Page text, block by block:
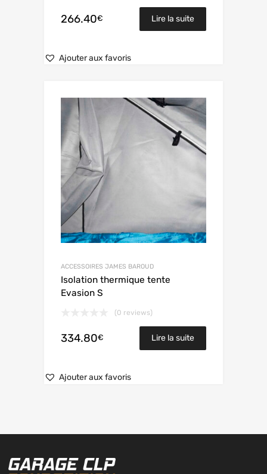
266.40€ Lire la suite
Ajouter aux favoris
ACCESSOIRES JAMES BAROUD
Isolation thermique tente
Evasion S
(0 reviews)
334.80€ Lire la suite
Ajouter aux favoris